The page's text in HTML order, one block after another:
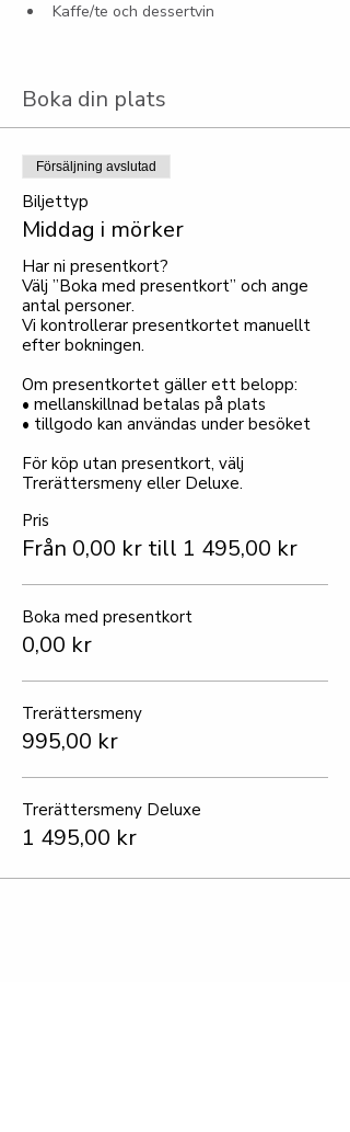
Kaffe/te och dessertvin
Boka din plats
Försäljning avslutad
Biljettyp
Middag i mörker
Har ni presentkort?
Välj ”Boka med presentkort” och ange
antal personer.
Vi kontrollerar presentkortet manuellt
efter bokningen.
Om presentkortet gäller ett belopp:
• mellanskillnad betalas på plats
• tillgodo kan användas under besöket
För köp utan presentkort, välj
Trerättersmeny eller Deluxe.
Pris
Från 0,00 kr till 1 495,00 kr
Boka med presentkort
0,00 kr
Trerättersmeny
995,00 kr
Trerättersmeny Deluxe
1 495,00 kr